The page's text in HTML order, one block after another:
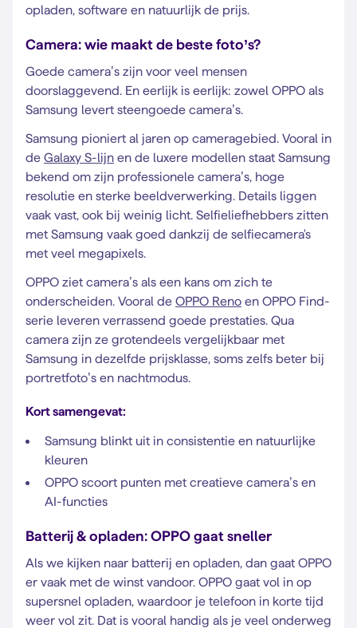
opladen, software en natuurlijk de prijs.
Camera: wie maakt de beste foto’s?
Goede camera’s zijn voor veel mensen
doorslaggevend. En eerlijk is eerlijk: zowel OPPO als
Samsung levert steengoede camera’s.
Samsung pioniert al jaren op cameragebied. Vooral in
de Galaxy S-lijn en de luxere modellen staat Samsung
bekend om zijn professionele camera’s, hoge
resolutie en sterke beeldverwerking. Details liggen
vaak vast, ook bij weinig licht. Selfieliefhebbers zitten
met Samsung vaak goed dankzij de selfiecamera's
met veel megapixels.
OPPO ziet camera’s als een kans om zich te
onderscheiden. Vooral de OPPO Reno en OPPO Find-
serie leveren verrassend goede prestaties. Qua
camera zijn ze grotendeels vergelijkbaar met
Samsung in dezelfde prijsklasse, soms zelfs beter bij
portretfoto’s en nachtmodus.
Kort samengevat:
Samsung blinkt uit in consistentie en natuurlijke
kleuren
OPPO scoort punten met creatieve camera’s en
AI-functies
Batterij & opladen: OPPO gaat sneller
Als we kijken naar batterij en opladen, dan gaat OPPO
er vaak met de winst vandoor. OPPO gaat vol in op
supersnel opladen, waardoor je telefoon in korte tijd
weer vol zit. Dat is vooral handig als je veel onderweg